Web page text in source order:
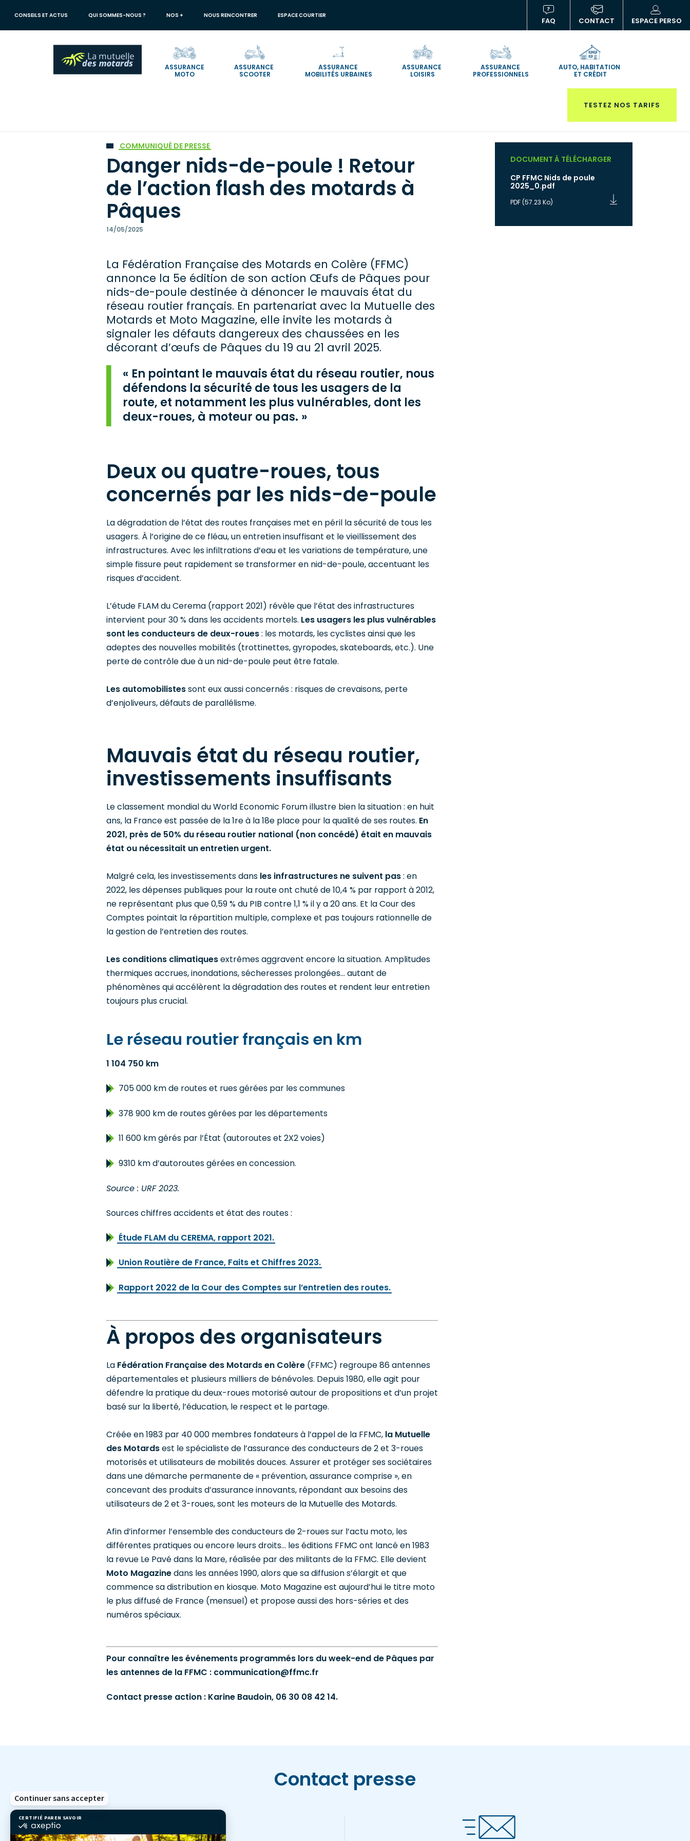
CERTIFIÉ PAR EN SAVOIR PLUS SUR
certifié
Continuer sans accepter
principal
CONSEILS ET ACTUS QUI SOMMES-NOUS ? NOS + NOUS RENCONTRER ESPACE COURTIER
FAQ (NOUVELLE
FENÊTRE)
CONTACT ESPACE PERSO
ASSURANCE
MOTO
ASSURANCE
SCOOTER
ASSURANCE
MOBILITÉS URBAINES
ASSURANCE
LOISIRS
ASSURANCE
PROFESSIONNELS
AUTO, HABITATION
ET CRÉDIT
TESTEZ NOS TARIFS
COMMUNIQUÉ DE PRESSE
Danger nids-de-poule ! Retour
de l’action flash des motards à
Pâques
14/05/2025
DOCUMENT À TÉLÉCHARGER
CP FFMC Nids de poule
2025_0.pdf
PDF(57.23 Ko)
La Fédération Française des Motards en Colère (FFMC)
annonce la 5e édition de son action Œufs de Pâques pour
nids-de-poule destinée à dénoncer le mauvais état du
réseau routier français. En partenariat avec la Mutuelle des
Motards et Moto Magazine, elle invite les motards à
signaler les défauts dangereux des chaussées en les
décorant d’œufs de Pâques du 19 au 21 avril 2025.
En pointant le mauvais état du réseau routier, nous
défendons la sécurité de tous les usagers de la
route, et notamment les plus vulnérables, dont les
deux-roues, à moteur ou pas.
Deux ou quatre-roues, tous
concernés par les nids-de-poule
La dégradation de l’état des routes françaises met en péril la sécurité de tous les
usagers. À l’origine de ce fléau, un entretien insuffisant et le vieillissement des
infrastructures. Avec les infiltrations d’eau et les variations de température, une
simple fissure peut rapidement se transformer en nid-de-poule, accentuant les
risques d’accident.
L’étude FLAM du Cerema (rapport 2021) révèle que l’état des infrastructures
intervient pour 30 % dans les accidents mortels. Les usagers les plus vulnérables
sont les conducteurs de deux-roues: les motards, les cyclistes ainsi que les
adeptes des nouvelles mobilités (trottinettes, gyropodes, skateboards, etc.). Une
perte de contrôle due à un nid-de-poule peut être fatale.
Les automobilistessont eux aussi concernés : risques de crevaisons, perte
d’enjoliveurs, défauts de parallélisme.
Mauvais état du réseau routier,
investissements insuffisants
Le classement mondial du World Economic Forum illustre bien la situation : en huit
ans, la France est passée de la 1re à la 18e place pour la qualité de ses routes. En
2021, près de 50% du réseau routier national (non concédé) était en mauvais
état ou nécessitait un entretien urgent.
Malgré cela, les investissements dans les infrastructures ne suivent pas: en
2022, les dépenses publiques pour la route ont chuté de 10,4 % par rapport à 2012,
ne représentant plus que 0,59 % du PIB contre 1,1 % il y a 20 ans. Et la Cour des
Comptes pointait la répartition multiple, complexe et pas toujours rationnelle de
la gestion de l’entretien des routes.
Les conditions climatiquesextrêmes aggravent encore la situation. Amplitudes
thermiques accrues, inondations, sécheresses prolongées… autant de
phénomènes qui accélèrent la dégradation des routes et rendent leur entretien
toujours plus crucial.
Le réseau routier français en km
1 104 750 km
705 000 km de routes et rues gérées par les communes
378 900 km de routes gérées par les départements
11 600 km gérés par l’État (autoroutes et 2X2 voies)
9310 km d’autoroutes gérées en concession.
Source : URF 2023.
Sources chiffres accidents et état des routes :
Étude FLAM du CEREMA, rapport 2021.
Union Routière de France, Faits et Chiffres 2023.
Rapport 2022 de la Cour des Comptes sur l’entretien des routes.
À propos des organisateurs
La Fédération Française des Motards en Colère(FFMC) regroupe 86 antennes
départementales et plusieurs milliers de bénévoles. Depuis 1980, elle agit pour
défendre la pratique du deux-roues motorisé autour de propositions et d’un projet
basé sur la liberté, l’éducation, le respect et le partage.
Créée en 1983 par 40 000 membres fondateurs à l’appel de la FFMC, la Mutuelle
des Motardsest le spécialiste de l’assurance des conducteurs de 2 et 3-roues
motorisés et utilisateurs de mobilités douces. Assurer et protéger ses sociétaires
dans une démarche permanente de « prévention, assurance comprise », en
concevant des produits d’assurance innovants, répondant aux besoins des
utilisateurs de 2 et 3-roues, sont les moteurs de la Mutuelle des Motards.
Afin d’informer l’ensemble des conducteurs de 2-roues sur l’actu moto, les
différentes pratiques ou encore leurs droits… les éditions FFMC ont lancé en 1983
la revue Le Pavé dans la Mare, réalisée par des militants de la FFMC. Elle devient
Moto Magazinedans les années 1990, alors que sa diffusion s’élargit et que
commence sa distribution en kiosque. Moto Magazine est aujourd’hui le titre moto
le plus diffusé de France (mensuel) et propose aussi des hors-séries et des
numéros spéciaux.
Pour connaître les événements programmés lors du week-end de Pâques par
les antennes de la FFMC : communication@ffmc.fr
Contact presse action : Karine Baudoin, 06 30 08 42 14.
Contact presse